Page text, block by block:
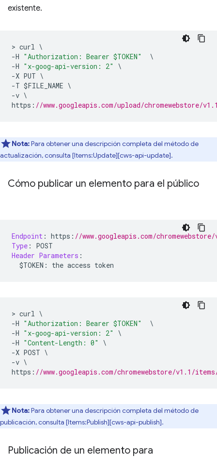
existente.
> curl \
-H "Authorization: Bearer $TOKEN"
\
-H "x-goog-api-version: 2"
\
-X PUT \
-T $FILE_NAME \
-v \
https : //www.googleapis.com/upload/chromewebstore/
Nota:Para obtener una descripción completa del método de
actualización, consulta [Items:Update][cws-api-update].
Cómo publicar un elemento para el público
Endpoint : https : //www.googleapis.com/
Type :
POST
Header Parameters :
$TOKEN : the access token
> curl \
-H "Authorization: Bearer $TOKEN"
\
-H "x-goog-api-version: 2"
\
-H "Content-Length: 0"
\
-X POST \
-v \
https : //www.googleapis.com/chromewebstore/v1.1/
Nota:Para obtener una descripción completa del método de
publicación, consulta [Items:Publish][cws-api-publish].
Publicación de un elemento para